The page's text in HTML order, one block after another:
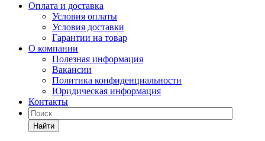
Оплата и доставка
Условия оплаты
Условия доставки
Гарантии на товар
О компании
Полезная информация
Вакансии
Политика конфиденциальности
Юридическая информация
Контакты
Найти